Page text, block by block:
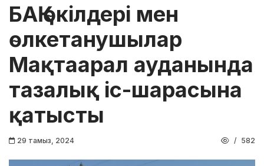
БАҚ өкілдері мен
өлкетанушылар
Мақтаарал ауданында
тазалық іс-шарасына
қатысты
29 тамыз, 2024 582